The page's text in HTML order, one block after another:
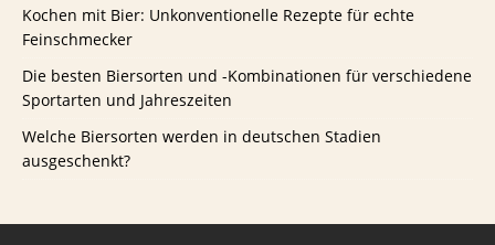
Kochen mit Bier: Unkonventionelle Rezepte für echte
Feinschmecker
Die besten Biersorten und -Kombinationen für verschiedene
Sportarten und Jahreszeiten
Welche Biersorten werden in deutschen Stadien
ausgeschenkt?